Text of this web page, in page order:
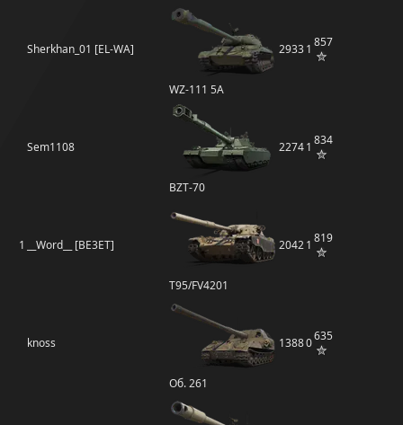
Sherkhan_01 [EL-WA]
WZ-111 5A
29331 857
Sem1108
BZT-70
22741 834
1 __Word__ [BE3ET]
T95/FV4201
20421 819
knoss
Об. 261
13880635